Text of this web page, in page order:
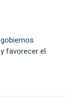
favorecer el